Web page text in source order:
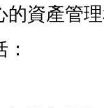
資產管